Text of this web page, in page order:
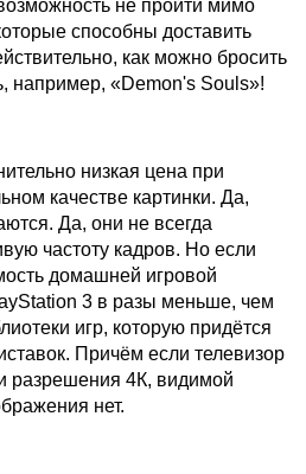
не пройти мимо
способны доставить
как можно бросить
например, «Demon's Souls»!
низкая цена при
качестве картинки. Да,
Да, они не всегда
частоту кадров. Но если
домашней игровой
3 в разы меньше, чем
игр, которую придётся
Причём если телевизор
разрешения 4К, видимой
нет.